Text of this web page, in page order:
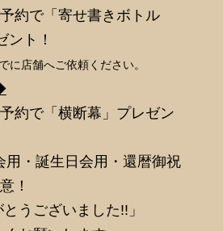
約で「寄せ書きボトル
ント！
に店舗へご依頼ください。
約で「横断幕」プレゼン
用・誕生日会用・還暦御祝
！
うございました!!」